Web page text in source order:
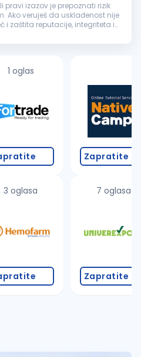
pravi izazov je prepoznati rizik
Ako veruješ da usklađenost nije
i zaštita reputacije, integriteta i
1 oglas
3 oglasa
Zapratite
7 oglasa
Zapratite